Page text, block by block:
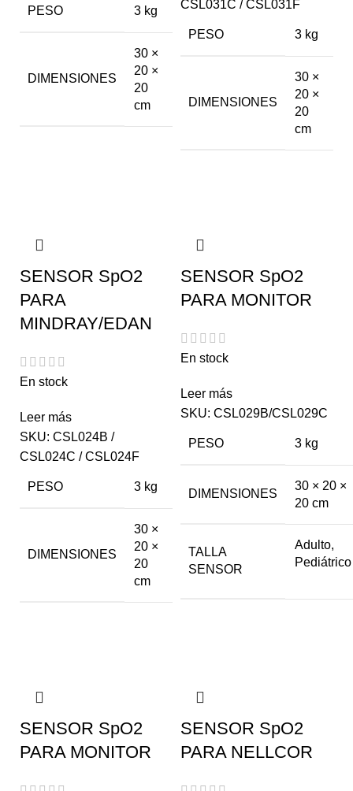
PESO 3 kg
DIMENSIONES
30 ×
20 ×
20
cm
CSL031C / CSL031F
PESO 3 kg
DIMENSIONES
30 ×
20 ×
20
cm
SENSOR SpO2
PARA
MINDRAY/EDAN
En stock
Leer más
SKU: CSL024B /
CSL024C / CSL024F
PESO 3 kg
DIMENSIONES
30 ×
20 ×
20
cm
SENSOR SpO2
PARA MONITOR
En stock
Leer más
SKU: CSL029B/CSL029C
PESO 3 kg
DIMENSIONES
30 × 20 ×
20 cm
TALLA
SENSOR
Adulto,
Pediátrico
SENSOR SpO2
PARA MONITOR
SENSOR SpO2
PARA NELLCOR